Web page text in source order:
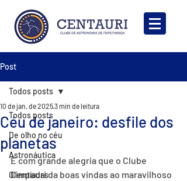
Post
Todos posts
De olho no céu
Astronáutica
Olimpíadas
Todos posts
Céu de janeiro: desfile dos
planetas
10 de jan. de 20253 min de leitura
É com grande alegria que o Clube
Centauri da boas vindas ao maravilhoso